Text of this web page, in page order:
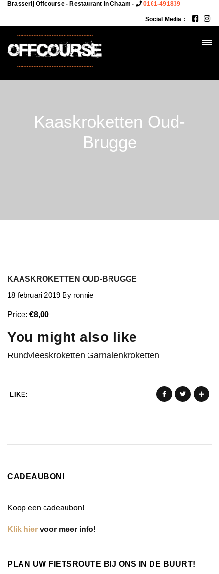
Brasserij Offcourse - Restaurant in Chaam - 0161-491839
Social Media :
Kaaskroketten Oud-
Brugge
KAASKROKETTEN OUD-BRUGGE
18 februari 2019 By ronnie
Price: €8,00
You might also like
Rundvleeskroketten Garnalenkroketten
LIKE:
CADEAUBON!
Koop een cadeaubon!
Klik hier voor meer info!
PLAN UW FIETSROUTE BIJ ONS IN DE BUURT!